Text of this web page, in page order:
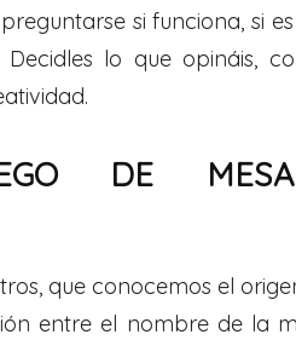
si funciona, si
lo que opináis,
DE
que conocemos el
entre el nombre de la